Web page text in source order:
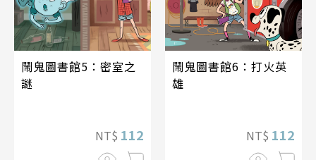
鬧鬼圖書館5：密室之
謎
NT$ 112
鬧鬼圖書館6：打火英
雄
NT$ 112